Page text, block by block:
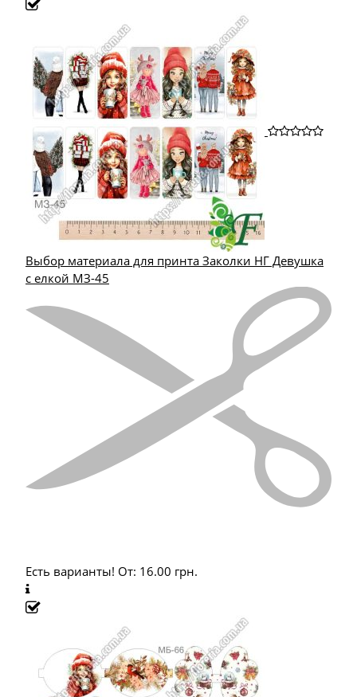
Выбор материала для принта Заколки НГ Девушка
с елкой МЗ-45
Есть варианты! От: 16.00 грн.